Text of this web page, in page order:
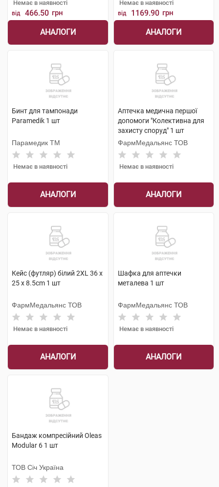
Немає в наявності
від 466.50 грн
АНАЛОГИ
Немає в наявності
від 1169.90 грн
АНАЛОГИ
Бинт для тампонади
Paramedik 1 шт
Парамедик ТМ
Немає в наявності
АНАЛОГИ
Аптечка медична першої
допомоги "Колективна для
захисту споруд" 1 шт
ФармМедальянс ТОВ
Немає в наявності
АНАЛОГИ
Кейс (футляр) білий 2XL 36 x
25 x 8.5cm 1 шт
ФармМедальянс ТОВ
Немає в наявності
АНАЛОГИ
Шафка для аптечки
металева 1 шт
ФармМедальянс ТОВ
Немає в наявності
АНАЛОГИ
Бандаж компресійний Oleas
Modular 6 1 шт
ТОВ Січ Україна